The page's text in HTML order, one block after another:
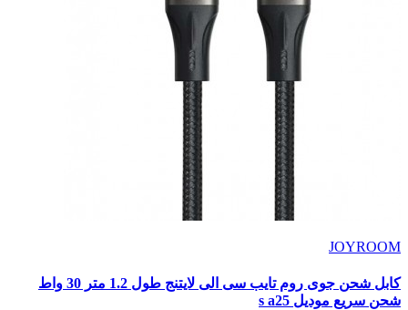
JOYROOM
كابل شحن جوى روم تايب سى الى لايتنج طول 1.2 متر 30 واط
شحن سريع موديل s a25